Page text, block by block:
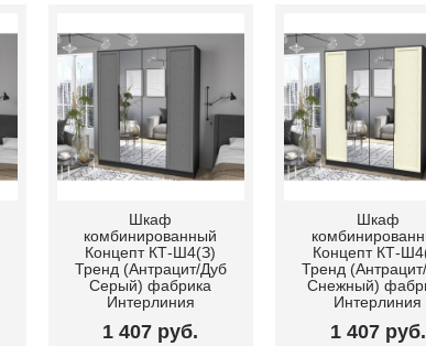
Шкаф
комбинированный
Концепт КТ-Ш4(З)
Тренд (Антрацит/Дуб
Серый) фабрика
Интерлиния
1 407 руб.
Шкаф
Концепт КТ-
Тренд
Снежный)
Интерлиния
1 407 руб.